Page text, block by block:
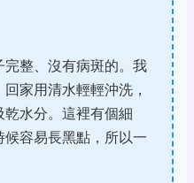
整、沒有病斑的。我
家用清水輕輕沖洗，
水分。這裡有個細
容易長黑點，所以一